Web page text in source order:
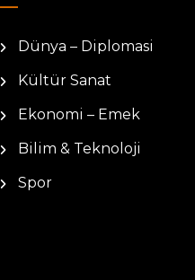
Dünya – Diplomasi
Kültür Sanat
Ekonomi – Emek
Bilim & Teknoloji
Spor